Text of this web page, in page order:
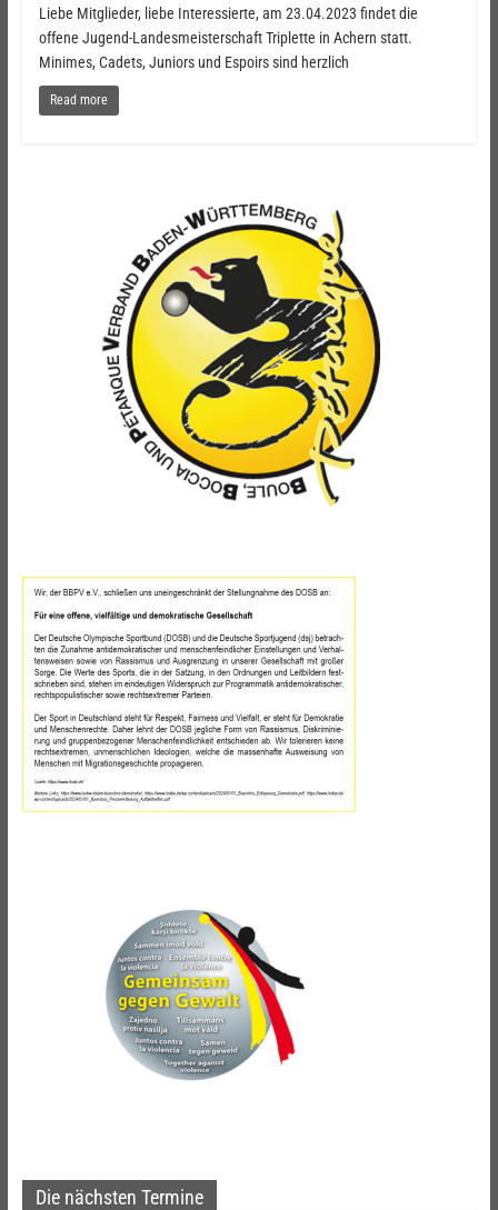
Liebe Mitglieder, liebe Interessierte, am 23.04.2023 findet die
offene Jugend-Landesmeisterschaft Triplette in Achern statt.
Minimes, Cadets, Juniors und Espoirs sind herzlich
Read more
Die nächsten Termine